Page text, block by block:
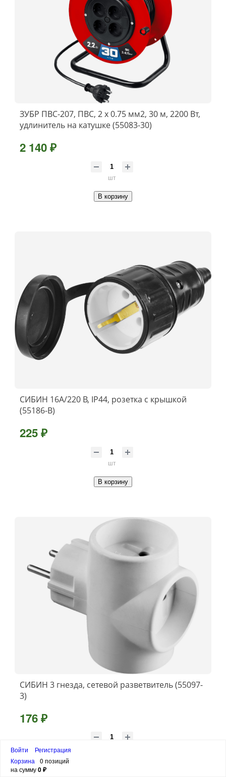
ЗУБР ПВС-207, ПВС, 2 х 0.75 мм2, 30 м, 2200 Вт,
удлинитель на катушке (55083-30)
2 140 ₽
шт
В корзину
СИБИН 16А/220 В, IP44, розетка с крышкой
(55186-B)
225 ₽
шт
В корзину
СИБИН 3 гнезда, сетевой разветвитель (55097-
3)
176 ₽
Войти
Регистрация
Корзина
0 позиций
на сумму0 ₽